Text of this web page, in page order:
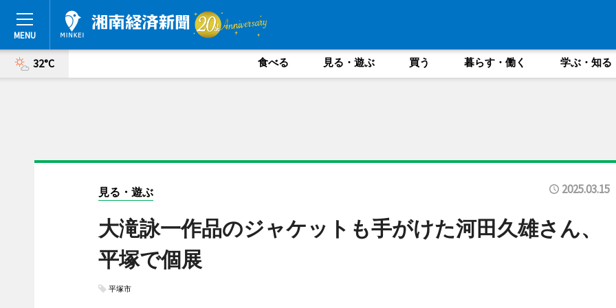
32°C 食べる 見る・遊ぶ 買う 暮らす・働く 学ぶ・知る
見る・遊ぶ 2025.03.15
大滝詠一作品のジャケットも手がけた河田久雄さん、
平塚で個展
平塚市